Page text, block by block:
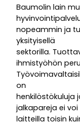
Baumolin lain
nopeammin ja
yksityisellä
sektorilla.
ihmistyöhön
on
henkilöstökuluja
jalkapareja ei
laitteilla toisin